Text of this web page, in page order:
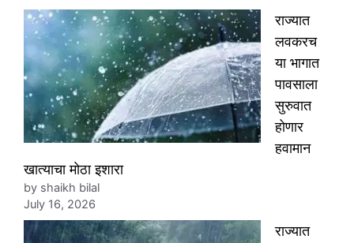
राज्यात
लवकरच
या भागात
पावसाला
सुरुवात
होणार
हवामान
खात्याचा मोठा इशारा
by shaikh bilal
July 16, 2026
राज्यात